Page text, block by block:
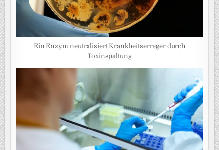
Ein Enzym neutralisiert Krankheitserreger durch
Toxinspaltung